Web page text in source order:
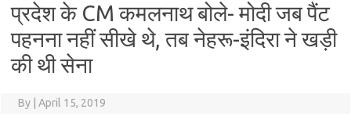
प्रदेश के CM कमलनाथ बोले- मोदी जब पैंट
पहनना नहीं सीखे थे, तब नेहरू-इंदिरा ने खड़ी
की थी सेना
By April 15, 2019